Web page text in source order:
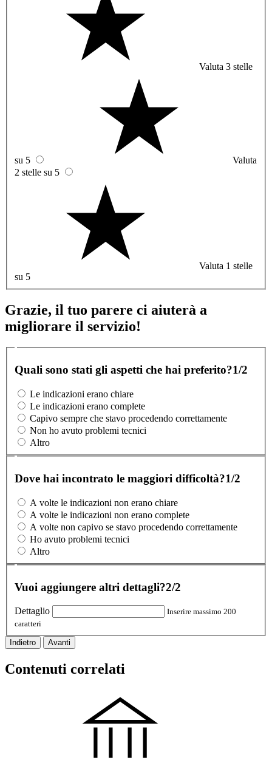
Valuta 3 stelle
su 5
Valuta
2 stelle su 5
Valuta 1 stelle
su 5
Grazie, il tuo parere ci aiuterà a
migliorare il servizio!
Quali sono stati gli aspetti che hai preferito?1/2
Le indicazioni erano chiare
Le indicazioni erano complete
Capivo sempre che stavo procedendo correttamente
Non ho avuto problemi tecnici
Altro
Dove hai incontrato le maggiori difficoltà?1/2
A volte le indicazioni non erano chiare
A volte le indicazioni non erano complete
A volte non capivo se stavo procedendo correttamente
Ho avuto problemi tecnici
Altro
Vuoi aggiungere altri dettagli?2/2
Dettaglio
Inserire massimo 200
caratteri
Indietro Avanti
Contenuti correlati